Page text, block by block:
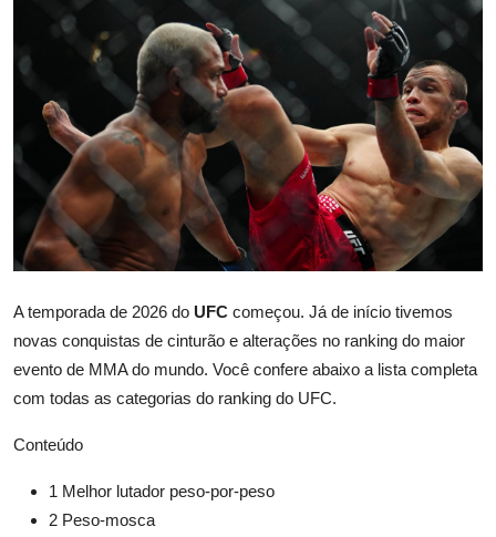
A temporada de 2026 do UFC começou. Já de início tivemos
novas conquistas de cinturão e alterações no ranking do maior
evento de MMA do mundo. Você confere abaixo a lista completa
com todas as categorias do ranking do UFC.
Conteúdo
1 Melhor lutador peso-por-peso
2 Peso-mosca